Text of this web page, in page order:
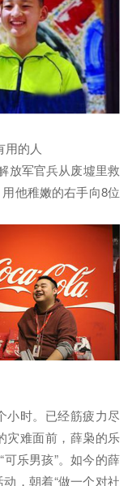
用的人
放军官兵从废墟里救
他稚嫩的右手向8位
小时。已经筋疲力尽
灾难面前，薛枭的乐
乐男孩”。如今的薛
，朝着“做一个对社